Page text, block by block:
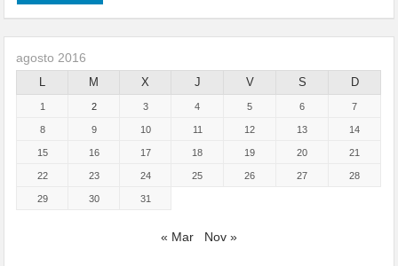
agosto 2016
L M X J V S D
1 2 3 4 5 6 7
8 9 10 11 12 13 14
15 16 17 18 19 20 21
22 23 24 25 26 27 28
29 30 31
« Mar Nov »